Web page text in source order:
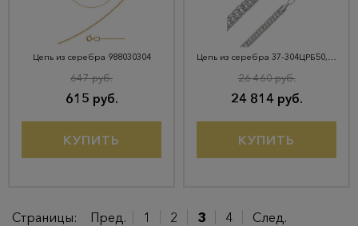
Цепь из серебра 988030304
615 руб.
647 руб.
КУПИТЬ
Цепь из серебра 37-304ЦРБ50,0/1,3-11
24 814 руб.
26 460 руб.
КУПИТЬ
Страницы: Пред. 1 2 3 4 След.